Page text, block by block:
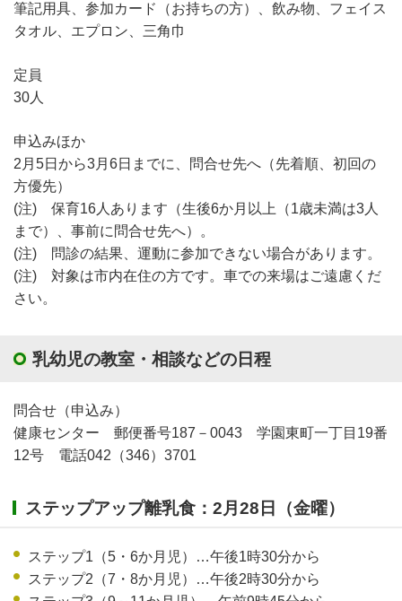
筆記用具、参加カード（お持ちの方）、飲み物、フェイス
タオル、エプロン、三角巾
定員
30人
申込みほか
2月5日から3月6日までに、問合せ先へ（先着順、初回の
方優先）
(注) 保育16人あります（生後6か月以上（1歳未満は3人
まで）、事前に問合せ先へ）。
(注) 問診の結果、運動に参加できない場合があります。
(注) 対象は市内在住の方です。車での来場はご遠慮くだ
さい。
乳幼児の教室・相談などの日程
問合せ（申込み）
健康センター 郵便番号187－0043 学園東町一丁目19番
12号 電話042（346）3701
ステップアップ離乳食：2月28日（金曜）
ステップ1（5・6か月児）…午後1時30分から
ステップ2（7・8か月児）…午後2時30分から